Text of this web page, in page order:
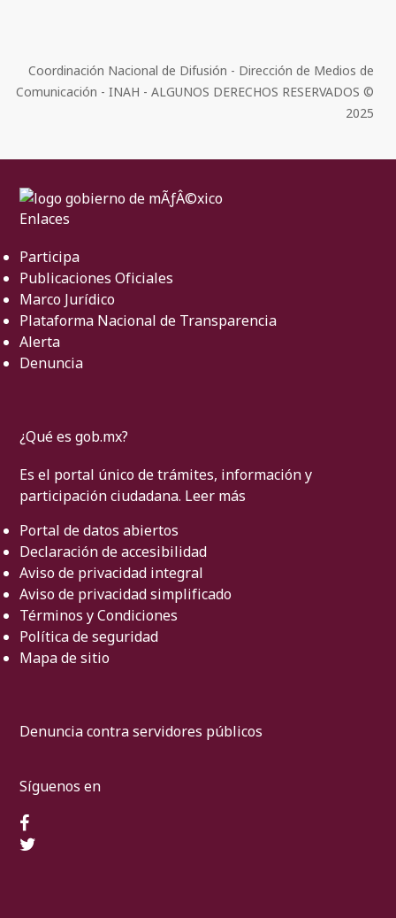
Coordinación Nacional de Difusión - Dirección de Medios de
Comunicación - INAH - ALGUNOS DERECHOS RESERVADOS ©
2025
Enlaces
Participa
Publicaciones Oficiales
Marco Jurídico
Plataforma Nacional de Transparencia
Alerta
Denuncia
¿Qué es gob.mx?
Es el portal único de trámites, información y
participación ciudadana. Leer más
Portal de datos abiertos
Declaración de accesibilidad
Aviso de privacidad integral
Aviso de privacidad simplificado
Términos y Condiciones
Política de seguridad
Mapa de sitio
Denuncia contra servidores públicos
Síguenos en